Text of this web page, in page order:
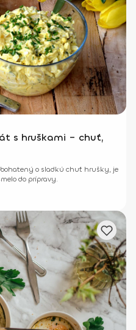
s hruškami – chuť,
o sladkú chuť hrušky, je
do prípravy.